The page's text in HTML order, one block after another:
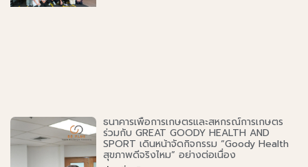
ธนาคารเพื่อการเกษตรและสหกรณ์การเกษตร
ร่วมกับ GREAT GOODY HEALTH AND
SPORT เดินหน้าจัดกิจกรรม “Goody Health
สุขภาพดีจริงไหม” อย่างต่อเนื่อง